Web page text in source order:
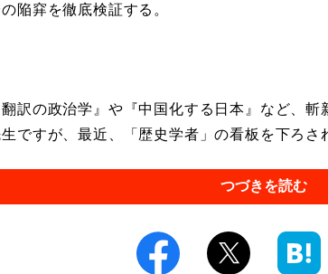
陥穽を徹底検証する。
訳の政治学』や『中国化する日本』など、斬
ですが、最近、「歴史学者」の看板を下ろさ
つづきを読む